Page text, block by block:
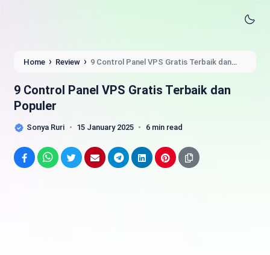
Home › Review › 9 Control Panel VPS Gratis Terbaik dan
9 Control Panel VPS Gratis Terbaik dan
Populer
Sonya Ruri 15 January 2025 6 min read